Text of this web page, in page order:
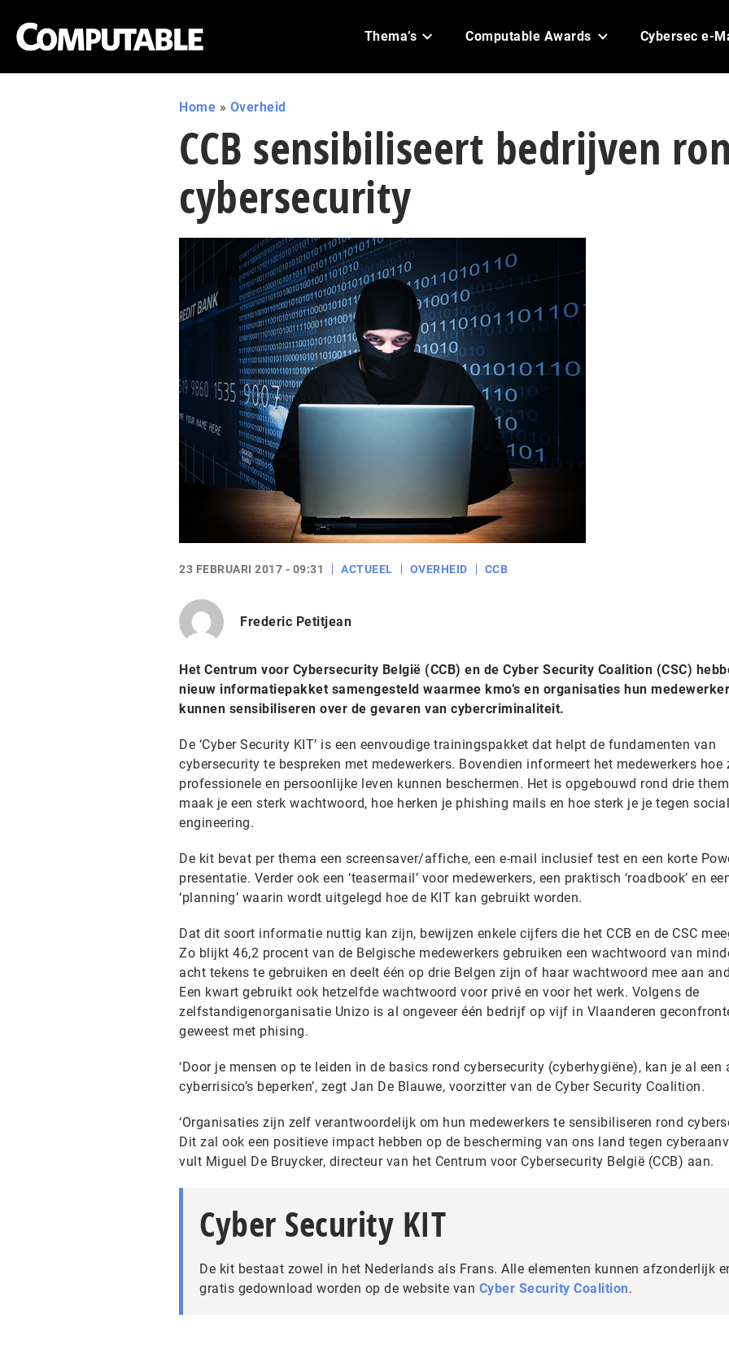
Thema’s Computable Awards Cybersec e-
Home » Overheid
CCB sensibiliseert bedrijven
cybersecurity
23 FEBRUARI 2017 - 09:31 ACTUEEL OVERHEID CCB
Frederic Petitjean
Het Centrum voor Cybersecurity België (CCB) en de Cyber Security Coalition (CSC)
nieuw informatiepakket samengesteld waarmee kmo’s en organisaties hun
kunnen sensibiliseren over de gevaren van cybercriminaliteit.
De ‘Cyber Security KIT’ is een eenvoudige trainingspakket dat helpt de fundamenten van
cybersecurity te bespreken met medewerkers. Bovendien informeert het medewerkers hoe
professionele en persoonlijke leven kunnen beschermen. Het is opgebouwd rond drie
maak je een sterk wachtwoord, hoe herken je phishing mails en hoe sterk je je tegen social
engineering.
De kit bevat per thema een screensaver/affiche, een e-mail inclusief test en een korte
presentatie. Verder ook een ‘teasermail’ voor medewerkers, een praktisch ‘roadbook’ en
‘planning’ waarin wordt uitgelegd hoe de KIT kan gebruikt worden.
Dat dit soort informatie nuttig kan zijn, bewijzen enkele cijfers die het CCB en de CSC
Zo blijkt 46,2 procent van de Belgische medewerkers gebruiken een wachtwoord van
acht tekens te gebruiken en deelt één op drie Belgen zijn of haar wachtwoord mee aan
Een kwart gebruikt ook hetzelfde wachtwoord voor privé en voor het werk. Volgens de
zelfstandigenorganisatie Unizo is al ongeveer één bedrijf op vijf in Vlaanderen
geweest met phising.
‘Door je mensen op te leiden in de basics rond cybersecurity (cyberhygiëne), kan je al een
cyberrisico’s beperken’, zegt Jan De Blauwe, voorzitter van de Cyber Security Coalition.
‘Organisaties zijn zelf verantwoordelijk om hun medewerkers te sensibiliseren rond
Dit zal ook een positieve impact hebben op de bescherming van ons land tegen
vult Miguel De Bruycker, directeur van het Centrum voor Cybersecurity België (CCB) aan.
Cyber Security KIT
De kit bestaat zowel in het Nederlands als Frans. Alle elementen kunnen afzonderlijk
gratis gedownload worden op de website van Cyber Security Coalition.